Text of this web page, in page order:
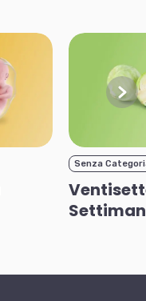
Senza